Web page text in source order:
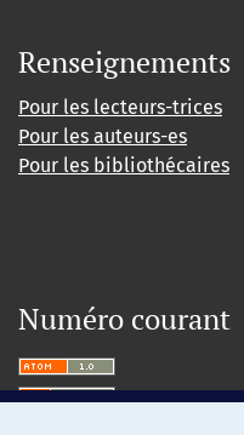
Renseignements
Pour les lecteurs-trices
Pour les auteurs-es
Pour les bibliothécaires
Numéro courant